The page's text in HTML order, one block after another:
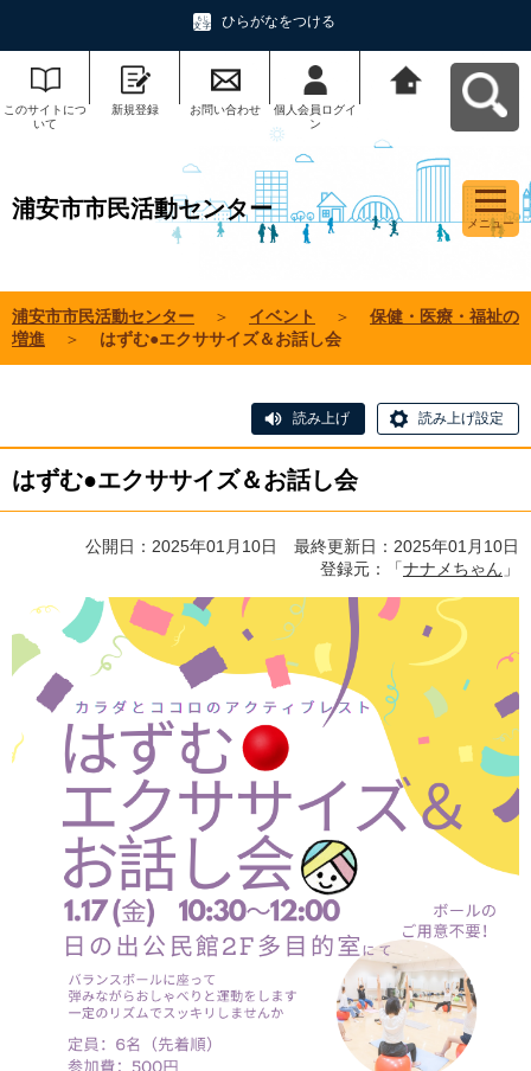
ひらがなをつける
このサイトにつ
いて
新規登録 お問い合わせ
個人会員ログイ
ン
浦安市市民活動センター
メニュー
浦安市市民活動センター ＞ イベント ＞
保健・医療・福祉の
増進
＞ はずむ●エクササイズ＆お話し会
読み上げ 読み上げ設定
はずむ●エクササイズ＆お話し会
公開日：2025年01月10日 最終更新日：2025年01月10日
登録元：「ナナメちゃん 」